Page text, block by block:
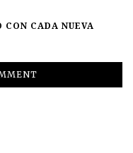
CON CADA NUEVA